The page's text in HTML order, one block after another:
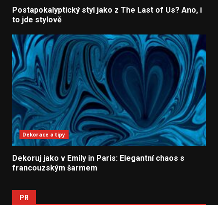
Postapokalyptický styl jako z The Last of Us? Ano, i
to jde stylově
Dekorace a tipy
Dekoruj jako v Emily in Paris: Elegantní chaos s
francouzským šarmem
PR